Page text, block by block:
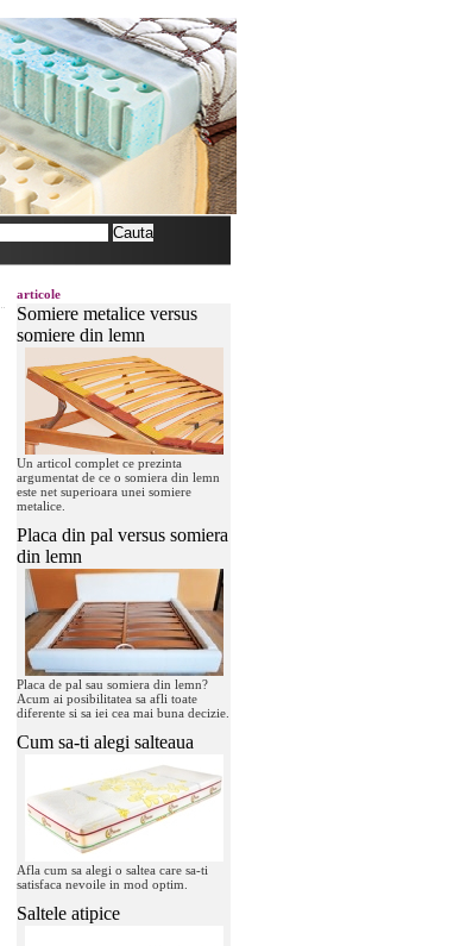
articole
Somiere metalice versus
somiere din lemn
Un articol complet ce prezinta
argumentat de ce o somiera din lemn
este net superioara unei somiere
metalice.
Placa din pal versus somiera
din lemn
Placa de pal sau somiera din lemn?
Acum ai posibilitatea sa afli toate
diferente si sa iei cea mai buna decizie.
Cum sa-ti alegi salteaua
Afla cum sa alegi o saltea care sa-ti
satisfaca nevoile in mod optim.
Saltele atipice